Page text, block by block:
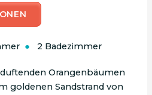
2 Badezimmer
Orangenbäumen
goldenen Sandstrand von